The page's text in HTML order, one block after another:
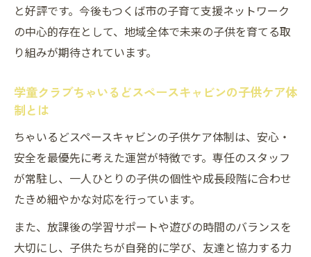
と好評です。今後もつくば市の子育て支援ネットワーク
の中心的存在として、地域全体で未来の子供を育てる取
り組みが期待されています。
学童クラブちゃいるどスペースキャビンの子供ケア体
制とは
ちゃいるどスペースキャビンの子供ケア体制は、安心・
安全を最優先に考えた運営が特徴です。専任のスタッフ
が常駐し、一人ひとりの子供の個性や成長段階に合わせ
たきめ細やかな対応を行っています。
また、放課後の学習サポートや遊びの時間のバランスを
大切にし、子供たちが自発的に学び、友達と協力する力